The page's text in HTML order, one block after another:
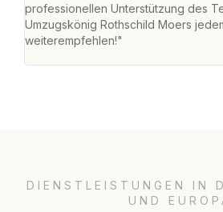
professionellen Unterstützung des
Umzugskönig Rothschild Moers
weiterempfehlen!"
DIENSTLEISTUNGEN IN
UND